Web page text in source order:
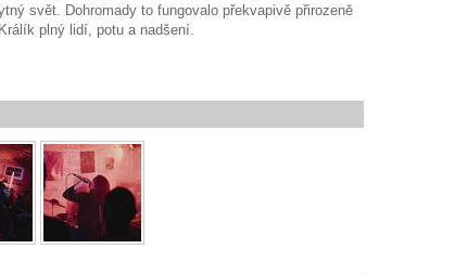
svět. Dohromady to fungovalo překvapivě přirozeně
plný lidí, potu a nadšení.